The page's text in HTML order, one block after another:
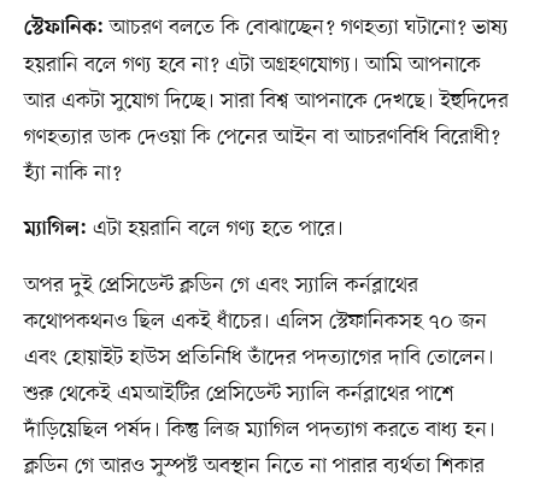
স্টেফানিক: আচরণ বলতে কি বোঝাচ্ছেন? গণহত্যা ঘটানো? ভাষ্য
হয়রানি বলে গণ্য হবে না? এটা অগ্রহণযোগ্য। আমি আপনাকে
আর একটা সুযোগ দিচ্ছে। সারা বিশ্ব আপনাকে দেখছে। ইহুদিদের
গণহত্যার ডাক দেওয়া কি পেনের আইন বা আচরণবিধি বিরোধী?
হ্যাঁ নাকি না?
ম্যাগিল: এটা হয়রানি বলে গণ্য হতে পারে।
অপর দুই প্রেসিডেন্ট ক্লডিন গে এবং স্যালি কর্নব্লাথের
কথোপকথনও ছিল একই ধাঁচের। এলিস স্টেফানিকসহ ৭০ জন
এবং হোয়াইট হাউস প্রতিনিধি তাঁদের পদত্যাগের দাবি তোলেন।
শুরু থেকেই এমআইটির প্রেসিডেন্ট স্যালি কর্নব্লাথের পাশে
দাঁড়িয়েছিল পর্ষদ। কিন্তু লিজ ম্যাগিল পদত্যাগ করতে বাধ্য হন।
ক্লডিন গে আরও সুস্পষ্ট অবস্থান নিতে না পারার ব্যর্থতা শিকার